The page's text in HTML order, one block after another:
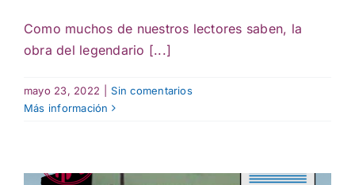
Como muchos de nuestros lectores saben, la
obra del legendario [...]
mayo 23, 2022
Sin comentarios
Más información